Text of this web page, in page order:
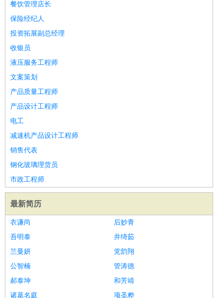
餐饮管理店长
保险经纪人
投资拓展副总经理
收银员
液压服务工程师
文案策划
产品质量工程师
产品设计工程师
电工
减速机产品设计工程师
销售代表
钢化玻璃理货员
市政工程师
最新简历
衣谦尚
后妙青
吾明泰
井绮茹
兰曼妍
党韵翔
公智楠
管涛德
郝泰坤
和芳靖
诸葛名庭
项圣桦